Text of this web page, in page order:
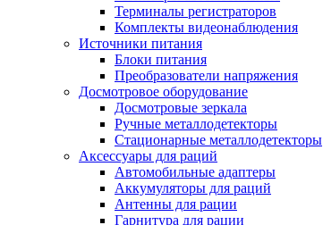
Терминалы регистраторов
Комплекты видеонаблюдения
Источники питания
Блоки питания
Преобразователи напряжения
Досмотровое оборудование
Досмотровые зеркала
Ручные металлодетекторы
Стационарные металлодетекторы
Аксессуары для раций
Автомобильные адаптеры
Аккумуляторы для раций
Антенны для рации
Гарнитура для рации